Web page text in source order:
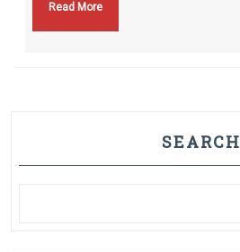
Read More
SEARCH